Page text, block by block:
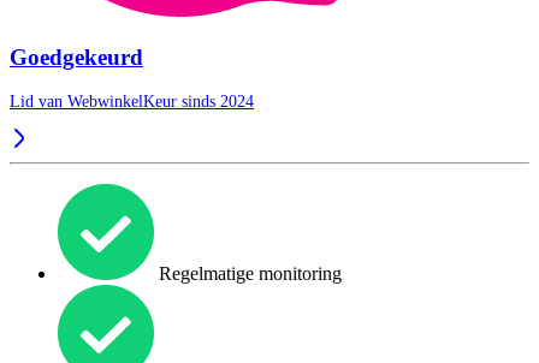
Goedgekeurd
Lid van WebwinkelKeur sinds 2024
Regelmatige monitoring